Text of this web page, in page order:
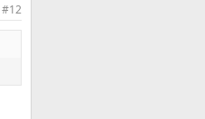
#12